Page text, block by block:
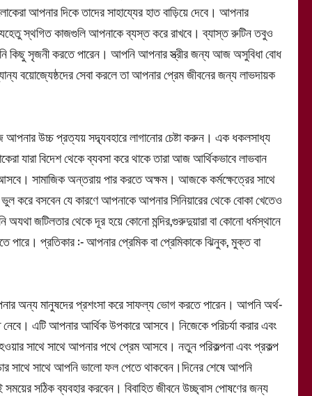
আপনার দিকে তাদের সাহায্যের হাত বাড়িয়ে দেবে। আপনার
যেহেতু স্থগিত কাজগুলি আপনাকে ব্যস্ত করে রাখবে। ব্যাস্ত রুটিন তবুও
সৃজনী করতে পারেন। আপনি আপনার স্ত্রীর জন্য আজ অসুবিধা বোধ
বয়োজ্যেষ্ঠদের সেবা করলে তা আপনার প্রেম জীবনের জন্য লাভদায়ক
উচ্চ প্রত্যয় সদ্ব্যবহারে লাগানোর চেষ্টা করুন। এক ধকলসাধ্য
যারা বিদেশ থেকে ব্যবসা করে থাকে তারা আজ আর্থিকভাবে লাভবান
সামাজিক অন্তরায় পার করতে অক্ষম। আজকে কর্মক্ষেত্রের সাথে
বসবেন যে কারণে আপনাকে আপনার সিনিয়ারের থেকে বোকা খেতেও
জটিলতার থেকে দূর হয়ে কোনো মন্দির,গুরুদুয়ারা বা কোনো ধর্মস্থানে
পারে। প্রতিকার :- আপনার প্রেমিক বা প্রেমিকাকে ঝিনুক, মুক্ত বা
মানুষদের প্রশংসা করে সাফল্য ভোগ করতে পারেন। আপনি অর্থ-
এটি আপনার আর্থিক উপকারে আসবে। নিজেকে পরিচর্যা করার এবং
সাথে সাথে আপনার পথে প্রেম আসবে। নতুন পরিকল্পনা এবং প্রকল্প
সাথে সাথে আপনি ভালো ফল পেতে থাকবেন।দিনের শেষে আপনি
সঠিক ব্যবহার করবেন। বিবাহিত জীবনে উচ্ছ্বাস পোষণের জন্য